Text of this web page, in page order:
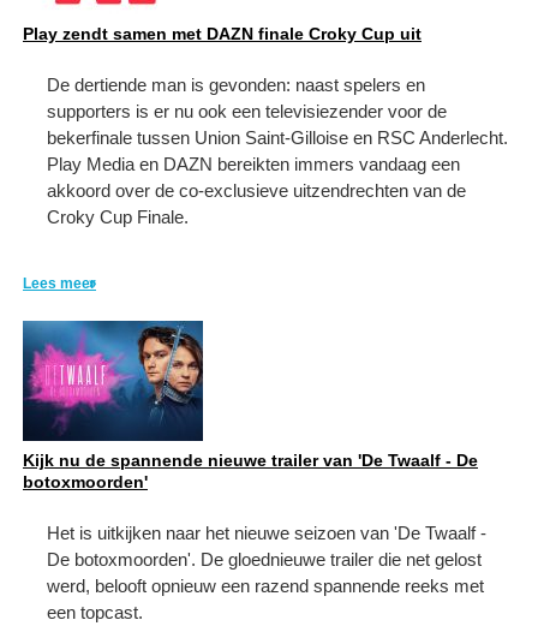
Play zendt samen met DAZN finale Croky Cup uit
De dertiende man is gevonden: naast spelers en
supporters is er nu ook een televisiezender voor de
bekerfinale tussen Union Saint-Gilloise en RSC Anderlecht.
Play Media en DAZN bereikten immers vandaag een
akkoord over de co-exclusieve uitzendrechten van de
Croky Cup Finale.
Lees meer
Kijk nu de spannende nieuwe trailer van 'De Twaalf - De
botoxmoorden'
Het is uitkijken naar het nieuwe seizoen van 'De Twaalf -
De botoxmoorden'. De gloednieuwe trailer die net gelost
werd, belooft opnieuw een razend spannende reeks met
een topcast.